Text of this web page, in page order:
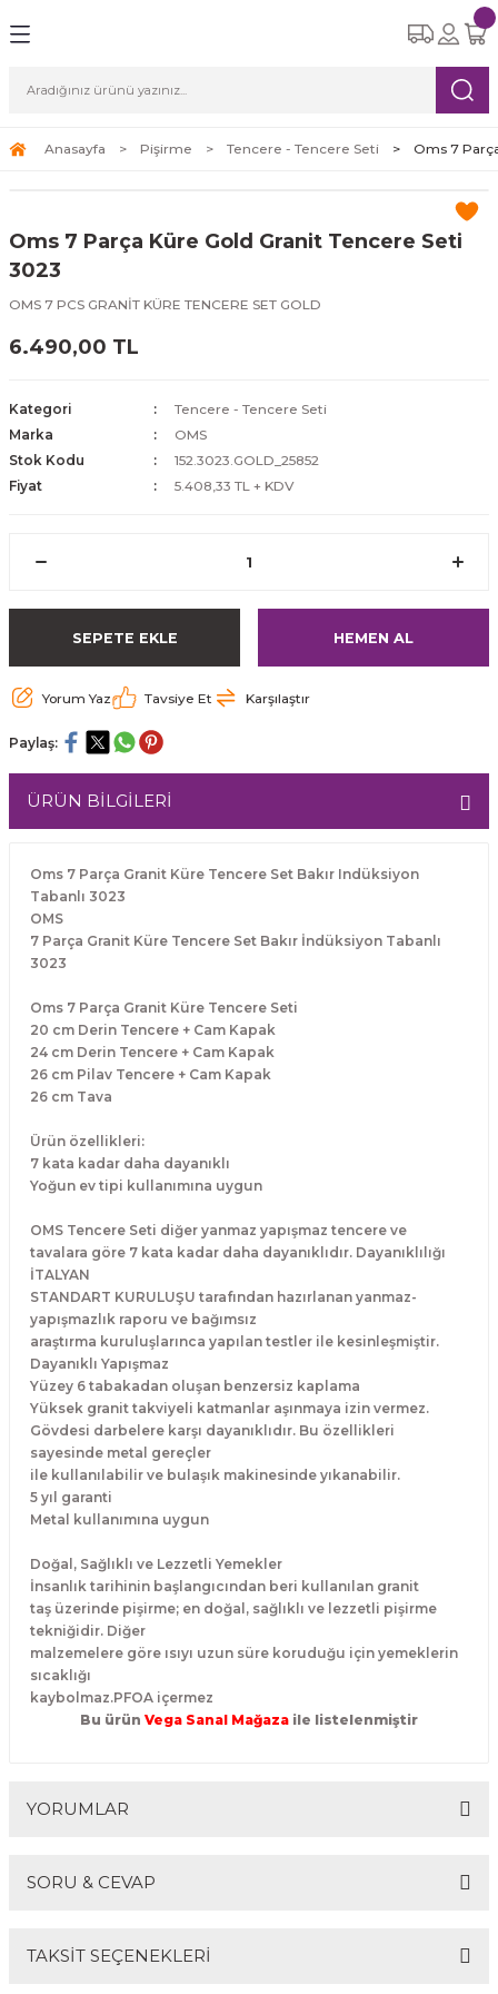
6 Kişilik Yemek Takımı
6 Kişilik Cam Bardak Setleri
Çay Fincan Setleri
Seti Robot Süpürge
Yatay Süpürge
Anasayfa Pişirme Tencere - Tencere Seti Oms 7
Oms 7 Parça Küre Gold Granit Tencere Seti
3023
OMS 7 PCS GRANİT KÜRE TENCERE SET GOLD
6.490,00 TL
Kategori
Tencere - Tencere Seti
Marka
OMS
Stok Kodu
152.3023.GOLD_25852
Fiyat
5.408,33 TL + KDV
SEPETE EKLE HEMEN AL
Yorum Yaz Tavsiye Et Karşılaştır
Paylaş:
ÜRÜN BİLGİLERİ
Oms 7 Parça Granit Küre Tencere Set Bakır Indüksiyon
Tabanlı 3023
OMS
7 Parça Granit Küre Tencere Set Bakır İndüksiyon Tabanlı
3023
Oms 7 Parça Granit Küre Tencere Seti
20 cm Derin Tencere + Cam Kapak
24 cm Derin Tencere + Cam Kapak
26 cm Pilav Tencere + Cam Kapak
26 cm Tava
Ürün özellikleri:
7 kata kadar daha dayanıklı
Yoğun ev tipi kullanımına uygun
OMS Tencere Seti diğer yanmaz yapışmaz tencere ve
tavalara göre 7 kata kadar daha dayanıklıdır. Dayanıklılığı
İTALYAN
STANDART KURULUŞU tarafından hazırlanan yanmaz-
yapışmazlık raporu ve bağımsız
araştırma kuruluşlarınca yapılan testler ile kesinleşmiştir.
Dayanıklı Yapışmaz
Yüzey 6 tabakadan oluşan benzersiz kaplama
Yüksek granit takviyeli katmanlar aşınmaya izin vermez.
Gövdesi darbelere karşı dayanıklıdır. Bu özellikleri
sayesinde metal gereçler
ile kullanılabilir ve bulaşık makinesinde yıkanabilir.
5 yıl garanti
Metal kullanımına uygun
Doğal, Sağlıklı ve Lezzetli Yemekler
İnsanlık tarihinin başlangıcından beri kullanılan granit
taş üzerinde pişirme; en doğal, sağlıklı ve lezzetli pişirme
tekniğidir. Diğer
malzemelere göre ısıyı uzun süre koruduğu için yemeklerin
sıcaklığı
kaybolmaz.PFOA içermez
Bu ürün Vega Sanal Mağaza ile listelenmiştir
YORUMLAR
SORU & CEVAP
TAKSİT SEÇENEKLERİ